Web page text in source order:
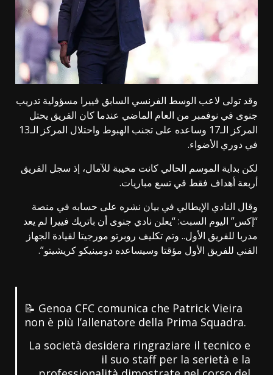
وقد تولى لاعب الوسط الفرنسي السابق فييرا مسؤولية تدريب
جنوى في نوفمبر من العام الماضي عندما كان الفريق يحتل
المركز الـ17 وساعده على تجنب الهبوط واحتلال المركز الـ13
في دوري الأضواء.
لكن بداية الموسم الحالي كانت مخيبة للآمال، إذ سجل الفريق
أربعة أهداف فقط في تسع مباريات.
وقال النادي الإيطالي في بيان نشره على حسابه في منصة
“إكس” اليوم السبت: “يعلن نادي جنوى أن باتريك فييرا لم يعد
مدربا للفريق الأول.. وتم تكليف روبرتو مورجيتا لقيادة الجهاز
الفني للفريق الأول مؤقتا وسيساعده دومينيكو كريشيتو”.
📝 Genoa CFC comunica che Patrick Vieira
non è più l’allenatore della Prima Squadra.
La società desidera ringraziare il tecnico e
il suo staff per la serietà e la